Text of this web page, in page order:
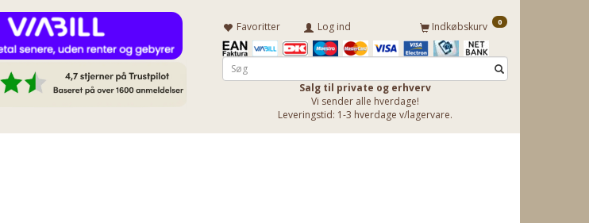
Indkøbskurv 0
Favoritter Log ind
Salg til private og erhverv
Vi sender alle hverdage!
Leveringstid: 1-3 hverdage v/lagervare.